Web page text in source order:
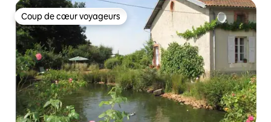
Coup de cœur voyageurs
Coup de cœur voyageurs